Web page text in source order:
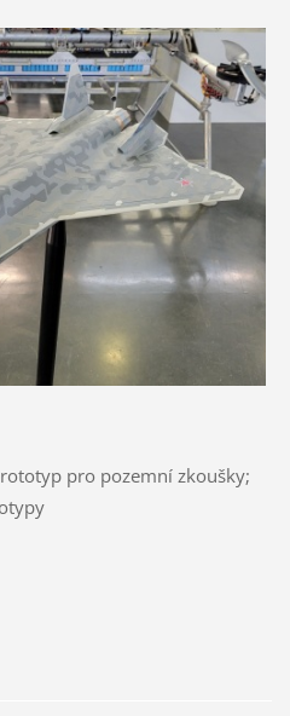
pro pozemní zkoušky;